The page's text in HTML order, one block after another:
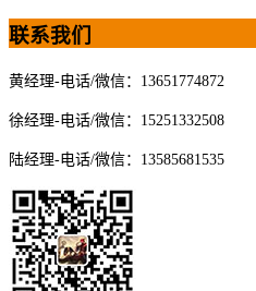
联系我们
黄经理-电话/微信：13651774872
徐经理-电话/微信：15251332508
陆经理-电话/微信：13585681535